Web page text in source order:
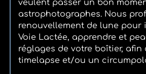
veulent passer un bon
astrophotographes. Nous
renouvellement de lune pour
Voie Lactée, apprendre et
réglages de votre boîtier, afin
timelapse et/ou un